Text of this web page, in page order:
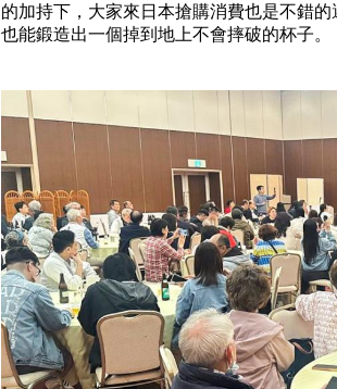
的加持下，大家來日本搶購消費也是不錯
也能鍛造出一個掉到地上不會摔破的杯子。